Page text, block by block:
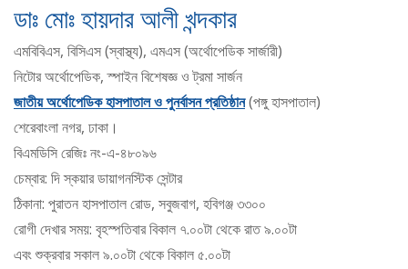
ডাঃ মোঃ হায়দার আলী খন্দকার
এমবিবিএস, বিসিএস (স্বাস্থ্য), এমএস (অর্থোপেডিক সার্জারী)
নিটোর অর্থোপেডিক, স্পাইন বিশেষজ্ঞ ও ট্রমা সার্জন
জাতীয় অর্থোপেডিক হাসপাতাল ও পুনর্বাসন প্রতিষ্ঠান(পঙ্গু হাসপাতাল)
শেরেবাংলা নগর, ঢাকা।
বিএমডিসি রেজিঃ নং-এ-৪৮০৯৬
চেম্বার: দি স্কয়ার ডায়াগনস্টিক সেন্টার
ঠিকানা: পুরাতন হাসপাতাল রোড, সবুজবাগ, হবিগঞ্জ ৩৩০০
রোগী দেখার সময়: বৃহস্পতিবার বিকাল ৭.০০টা থেকে রাত ৯.০০টা
এবং শুক্রবার সকাল ৯.০০টা থেকে বিকাল ৫.০০টা